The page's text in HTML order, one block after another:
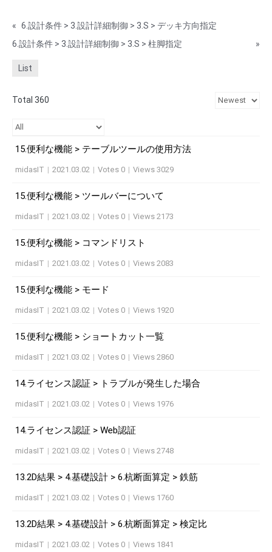
« 6.設計条件 > 3.設計詳細制御 > 3.S > デッキ方向指定
6.設計条件 > 3.設計詳細制御 > 3.S > 柱脚指定
»
List
Total 360
15.便利な機能 > テーブルツールの使用方法
midasIT | 2021.03.02 | Votes 0 | Views 3029
15.便利な機能 > ツールバーについて
midasIT | 2021.03.02 | Votes 0 | Views 2173
15.便利な機能 > コマンドリスト
midasIT | 2021.03.02 | Votes 0 | Views 2083
15.便利な機能 > モード
midasIT | 2021.03.02 | Votes 0 | Views 1920
15.便利な機能 > ショートカット一覧
midasIT | 2021.03.02 | Votes 0 | Views 2860
14.ライセンス認証 > トラブルが発生した場合
midasIT | 2021.03.02 | Votes 0 | Views 1976
14.ライセンス認証 > Web認証
midasIT | 2021.03.02 | Votes 0 | Views 2748
13.2D結果 > 4.基礎設計 > 6.杭断面算定 > 鉄筋
midasIT | 2021.03.02 | Votes 0 | Views 1760
13.2D結果 > 4.基礎設計 > 6.杭断面算定 > 検定比
midasIT | 2021.03.02 | Votes 0 | Views 1841